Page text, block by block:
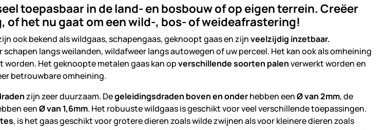
toepasbaar in de land- en bosbouw of op eigen terrein. Creëer
of het nu gaat om een wild-, bos- of weideafrastering!
ook bekend als wildgaas, schapengaas, geknoopt gaas en zijnveelzijdig inzetbaar.
langs weilanden, wildafweer langs autowegen of uw perceel. Het kan ook als omheining
Het geknoopte metalen gaas kan opverschillende soorten palenverwerkt worden en
betrouwbare omheining.
zijn zeer duurzaam. Degeleidingsdraden boven en onderhebben eenØ van 2mm, de
eenØ van 1,6mm. Het robuuste wildgaas is geschikt voor veel verschillende toepassingen.
, is het gaas geschikt voor grotere dieren zoals wilde zwijnen als voor kleinere dieren zoals